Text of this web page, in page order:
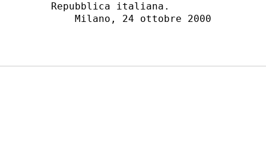
Repubblica italiana.
    Milano, 24 ottobre 2000